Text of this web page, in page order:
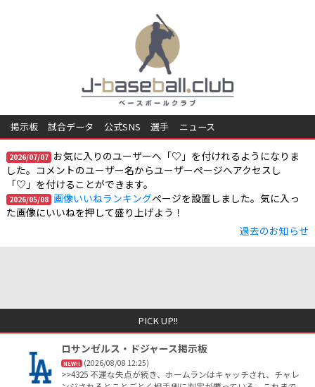
掲示板 試合データ 公式SNS 選手 ニュース
2026/07/07 お気に入りのユーザーへ「♡」を付けれるようになりま
した。コメントのユーザー名からユーザーページへアクセスし
「♡」を付けることができます。
2026/05/08 画像いいねランキングページを設置しました。気に入っ
た画像にいいねを押して盛り上げよう！
過去のお知らせ
PICK UP!!
ロサンゼルス・ドジャース掲示板
NEW!! (2026/08/08 12:25)
>>4325 不運な失点が続き、ホームランはキャッチされ、チャレ